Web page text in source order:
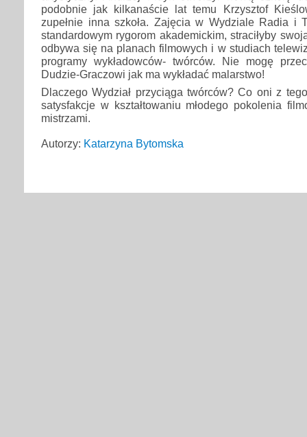
podobnie jak kilkanaście lat temu Krzysztof
zupełnie inna szkoła. Zajęcia w Wydziale Radia i
standardowym rygorom akademickim, straciłyby
odbywa się na planach filmowych i w studiach
programy wykładowców- twórców. Nie mogę
Dudzie-Graczowi jak ma wykładać malarstwo!
Dlaczego Wydział przyciąga twórców? Co oni z
satysfakcje w kształtowaniu młodego pokolenia
mistrzami.
Autorzy: Katarzyna Bytomska